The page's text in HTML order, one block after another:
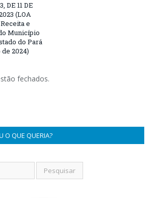
DE 11 DE
(LOA
e
Município
do Pará
2024)
fechados.
O QUE QUERIA?